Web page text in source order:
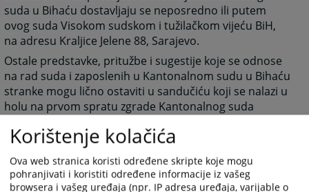
suda u Bihaću dostavljaju se neposredno ili putem
ovog suda Visokom sudskom i tužilačkom vijeću BiH,
na adresu Kraljice Jelene 88, Sarajevo.
Ostale predstavke, pritužbe i sugestije koje se odnose
na rad suda i zaposlenih u Kantonalnom sudu u Bihaću
stranke mogu lično ostaviti u sandučiću koji se nalazi u
holu na prvom spratu zgrade Kantonalnog suda
adresu suda:kansud-bihac@pravosudje.ba
5544PREGLEDA
Korištenje kolačića
Ova web stranica koristi određene skripte koje mogu
pohranjivati i koristiti određene informacije iz vašeg
browsera i vašeg uređaja (npr. IP adresa uređaja, varijable o